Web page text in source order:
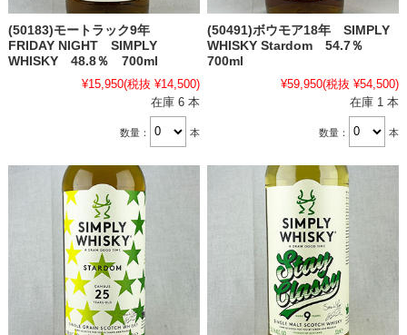
(50183)モートラック9年
FRIDAY NIGHT SIMPLY
WHISKY 48.8％ 700ml
¥15,950(税抜 ¥14,500)
在庫 6 本
数量： 本
(50491)ボウモア18年 SIMPLY
WHISKY Stardom 54.7％
700ml
¥59,950(税抜 ¥54,500)
在庫 1 本
数量： 本